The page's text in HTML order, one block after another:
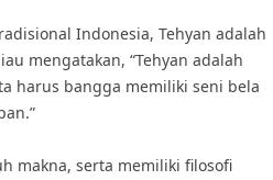
Indonesia, Tehyan adalah
mengatakan, “Tehyan adalah
harus bangga memiliki seni bela
makna, serta memiliki filosofi